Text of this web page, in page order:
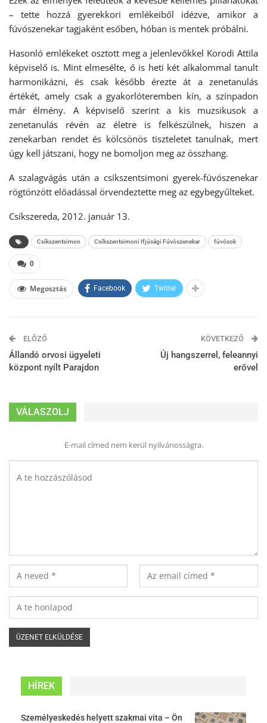
– tette hozzá gyerekkori emlékeiből idézve, amikor a
fúvószenekar tagjaként esőben, hóban is mentek próbálni.
Hasonló emlékeket osztott meg a jelenlevőkkel Korodi Attila
képviselő is. Mint elmesélte, ő is heti két alkalommal tanult
harmonikázni, és csak később érezte át a zenetanulás
értékét, amely csak a gyakorlóteremben kín, a színpadon
már élmény. A képviselő szerint a kis muzsikusok a
zenetanulás révén az életre is felkészülnek, hiszen a
zenekarban rendet és kölcsönös tiszteletet tanulnak, mert
úgy kell játszani, hogy ne bomoljon meg az összhang.
A szalagvágás után a csíkszentsimoni gyerek-fúvószenekar
rögtönzött előadással örvendeztette meg az egybegyűlteket.
Csíkszereda, 2012. január 13.
Csíkszentsimon Csíkszentsimoni Ifjúsági Fúvószenekar fúvósok
0
Megosztás Facebook Twitter
ELŐZŐ
Állandó orvosi ügyeleti
központ nyílt Parajdon
KÖVETKEZŐ
Új hangszerrel, feleannyi
erővel
VÁLASZOLJ
E-mail címed nem kerül nyilvánosságra.
HÍREK
Személyeskedés helyett szakmai vita – Ön